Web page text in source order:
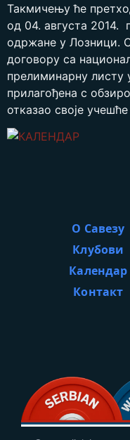
Такмичењу ће
од 04. августа 2014.
одржане у Лозници.
договору са
прелиминарну листу
прилагођена с
отказао своје
О Савезу
Клубови
Календар
Контакт